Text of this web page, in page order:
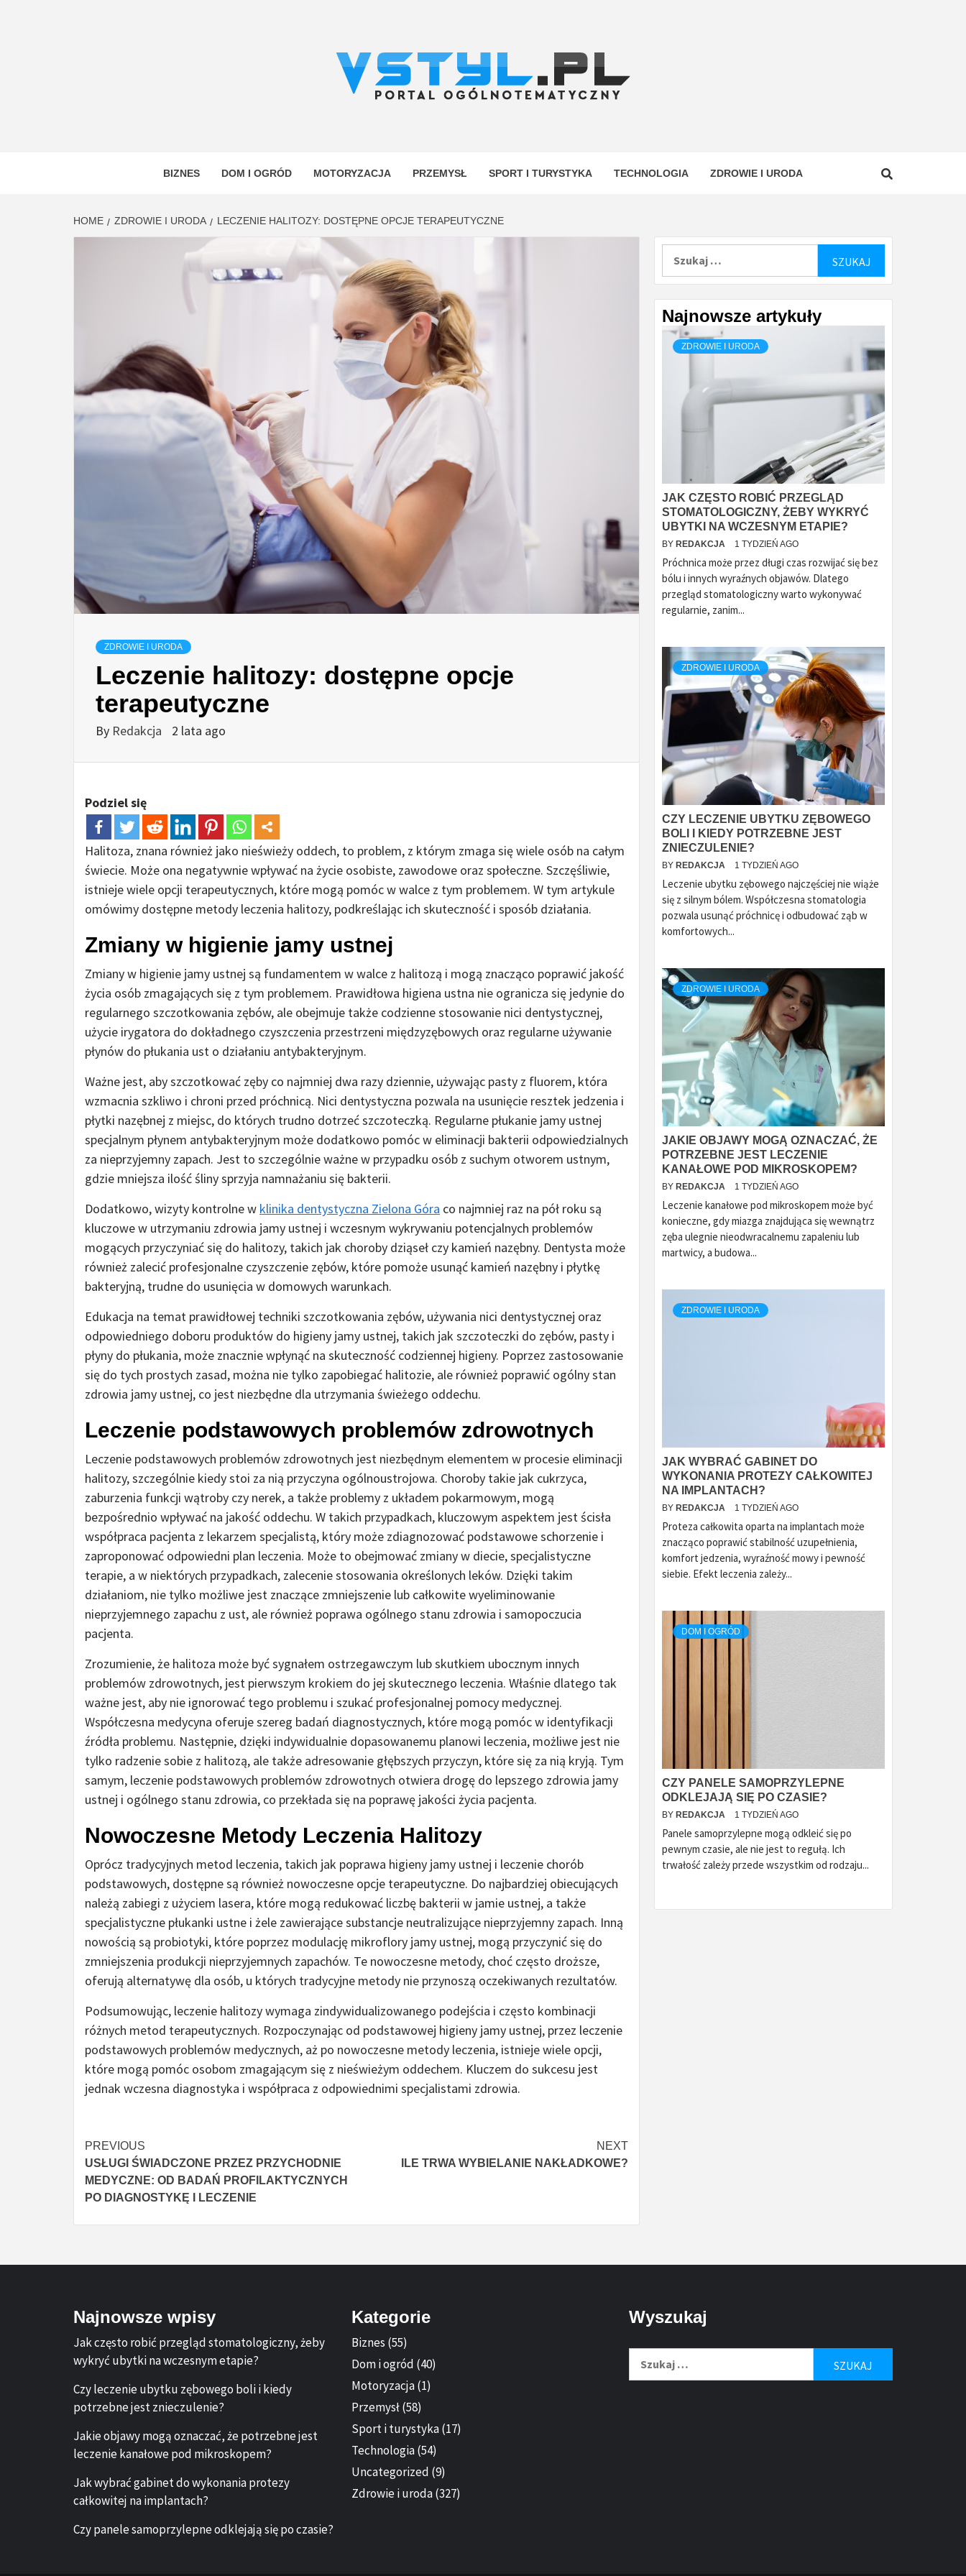
VSTYL.PL
BIZNES DOM I OGRÓD MOTORYZACJA PRZEMYSŁ SPORT I TURYSTYKA TECHNOLOGIA ZDROWIE I URODA
HOME ZDROWIE I URODA LECZENIE HALITOZY: DOSTĘPNE OPCJE TERAPEUTYCZNE
ZDROWIE I URODA
Leczenie halitozy: dostępne opcje
terapeutyczne
By Redakcja 2 lata ago
Podziel się
Halitoza, znana również jako nieświeży oddech, to problem, z którym zmaga się wiele osób na całym
świecie. Może ona negatywnie wpływać na życie osobiste, zawodowe oraz społeczne. Szczęśliwie,
istnieje wiele opcji terapeutycznych, które mogą pomóc w walce z tym problemem. W tym artykule
omówimy dostępne metody leczenia halitozy, podkreślając ich skuteczność i sposób działania.
Zmiany w higienie jamy ustnej
Zmiany w higienie jamy ustnej są fundamentem w walce z halitozą i mogą znacząco poprawić jakość
życia osób zmagających się z tym problemem. Prawidłowa higiena ustna nie ogranicza się jedynie do
regularnego szczotkowania zębów, ale obejmuje także codzienne stosowanie nici dentystycznej,
użycie irygatora do dokładnego czyszczenia przestrzeni międzyzębowych oraz regularne używanie
płynów do płukania ust o działaniu antybakteryjnym.
Ważne jest, aby szczotkować zęby co najmniej dwa razy dziennie, używając pasty z fluorem, która
wzmacnia szkliwo i chroni przed próchnicą. Nici dentystyczna pozwala na usunięcie resztek jedzenia i
płytki nazębnej z miejsc, do których trudno dotrzeć szczoteczką. Regularne płukanie jamy ustnej
specjalnym płynem antybakteryjnym może dodatkowo pomóc w eliminacji bakterii odpowiedzialnych
za nieprzyjemny zapach. Jest to szczególnie ważne w przypadku osób z suchym otworem ustnym,
gdzie mniejsza ilość śliny sprzyja namnażaniu się bakterii.
Dodatkowo, wizyty kontrolne w klinika dentystyczna Zielona Góra co najmniej raz na pół roku są
kluczowe w utrzymaniu zdrowia jamy ustnej i wczesnym wykrywaniu potencjalnych problemów
mogących przyczyniać się do halitozy, takich jak choroby dziąseł czy kamień nazębny. Dentysta może
również zalecić profesjonalne czyszczenie zębów, które pomoże usunąć kamień nazębny i płytkę
bakteryjną, trudne do usunięcia w domowych warunkach.
Edukacja na temat prawidłowej techniki szczotkowania zębów, używania nici dentystycznej oraz
odpowiedniego doboru produktów do higieny jamy ustnej, takich jak szczoteczki do zębów, pasty i
płyny do płukania, może znacznie wpłynąć na skuteczność codziennej higieny. Poprzez zastosowanie
się do tych prostych zasad, można nie tylko zapobiegać halitozie, ale również poprawić ogólny stan
zdrowia jamy ustnej, co jest niezbędne dla utrzymania świeżego oddechu.
Leczenie podstawowych problemów zdrowotnych
Leczenie podstawowych problemów zdrowotnych jest niezbędnym elementem w procesie eliminacji
halitozy, szczególnie kiedy stoi za nią przyczyna ogólnoustrojowa. Choroby takie jak cukrzyca,
zaburzenia funkcji wątroby czy nerek, a także problemy z układem pokarmowym, mogą
bezpośrednio wpływać na jakość oddechu. W takich przypadkach, kluczowym aspektem jest ścisła
współpraca pacjenta z lekarzem specjalistą, który może zdiagnozować podstawowe schorzenie i
zaproponować odpowiedni plan leczenia. Może to obejmować zmiany w diecie, specjalistyczne
terapie, a w niektórych przypadkach, zalecenie stosowania określonych leków. Dzięki takim
działaniom, nie tylko możliwe jest znaczące zmniejszenie lub całkowite wyeliminowanie
nieprzyjemnego zapachu z ust, ale również poprawa ogólnego stanu zdrowia i samopoczucia
pacjenta.
Zrozumienie, że halitoza może być sygnałem ostrzegawczym lub skutkiem ubocznym innych
problemów zdrowotnych, jest pierwszym krokiem do jej skutecznego leczenia. Właśnie dlatego tak
ważne jest, aby nie ignorować tego problemu i szukać profesjonalnej pomocy medycznej.
Współczesna medycyna oferuje szereg badań diagnostycznych, które mogą pomóc w identyfikacji
źródła problemu. Następnie, dzięki indywidualnie dopasowanemu planowi leczenia, możliwe jest nie
tylko radzenie sobie z halitozą, ale także adresowanie głębszych przyczyn, które się za nią kryją. Tym
samym, leczenie podstawowych problemów zdrowotnych otwiera drogę do lepszego zdrowia jamy
ustnej i ogólnego stanu zdrowia, co przekłada się na poprawę jakości życia pacjenta.
Nowoczesne Metody Leczenia Halitozy
Oprócz tradycyjnych metod leczenia, takich jak poprawa higieny jamy ustnej i leczenie chorób
podstawowych, dostępne są również nowoczesne opcje terapeutyczne. Do najbardziej obiecujących
należą zabiegi z użyciem lasera, które mogą redukować liczbę bakterii w jamie ustnej, a także
specjalistyczne płukanki ustne i żele zawierające substancje neutralizujące nieprzyjemny zapach. Inną
nowością są probiotyki, które poprzez modulację mikroflory jamy ustnej, mogą przyczynić się do
zmniejszenia produkcji nieprzyjemnych zapachów. Te nowoczesne metody, choć często droższe,
oferują alternatywę dla osób, u których tradycyjne metody nie przynoszą oczekiwanych rezultatów.
Podsumowując, leczenie halitozy wymaga zindywidualizowanego podejścia i często kombinacji
różnych metod terapeutycznych. Rozpoczynając od podstawowej higieny jamy ustnej, przez leczenie
podstawowych problemów medycznych, aż po nowoczesne metody leczenia, istnieje wiele opcji,
które mogą pomóc osobom zmagającym się z nieświeżym oddechem. Kluczem do sukcesu jest
jednak wczesna diagnostyka i współpraca z odpowiednimi specjalistami zdrowia.
Continue
Reading
PREVIOUS
USŁUGI ŚWIADCZONE PRZEZ PRZYCHODNIE
MEDYCZNE: OD BADAŃ PROFILAKTYCZNYCH
PO DIAGNOSTYKĘ I LECZENIE
NEXT
ILE TRWA WYBIELANIE NAKŁADKOWE?
Najnowsze artykuły
ZDROWIE I URODA
JAK CZĘSTO ROBIĆ PRZEGLĄD
STOMATOLOGICZNY, ŻEBY WYKRYĆ
UBYTKI NA WCZESNYM ETAPIE?
BY REDAKCJA 1 TYDZIEŃ AGO
Próchnica może przez długi czas rozwijać się bez
bólu i innych wyraźnych objawów. Dlatego
przegląd stomatologiczny warto wykonywać
regularnie, zanim...
ZDROWIE I URODA
CZY LECZENIE UBYTKU ZĘBOWEGO
BOLI I KIEDY POTRZEBNE JEST
ZNIECZULENIE?
BY REDAKCJA 1 TYDZIEŃ AGO
Leczenie ubytku zębowego najczęściej nie wiąże
się z silnym bólem. Współczesna stomatologia
pozwala usunąć próchnicę i odbudować ząb w
komfortowych...
ZDROWIE I URODA
JAKIE OBJAWY MOGĄ OZNACZAĆ, ŻE
POTRZEBNE JEST LECZENIE
KANAŁOWE POD MIKROSKOPEM?
BY REDAKCJA 1 TYDZIEŃ AGO
Leczenie kanałowe pod mikroskopem może być
konieczne, gdy miazga znajdująca się wewnątrz
zęba ulegnie nieodwracalnemu zapaleniu lub
martwicy, a budowa...
ZDROWIE I URODA
JAK WYBRAĆ GABINET DO
WYKONANIA PROTEZY CAŁKOWITEJ
NA IMPLANTACH?
BY REDAKCJA 1 TYDZIEŃ AGO
Proteza całkowita oparta na implantach może
znacząco poprawić stabilność uzupełnienia,
komfort jedzenia, wyraźność mowy i pewność
siebie. Efekt leczenia zależy...
DOM I OGRÓD
CZY PANELE SAMOPRZYLEPNE
ODKLEJAJĄ SIĘ PO CZASIE?
BY REDAKCJA 1 TYDZIEŃ AGO
Panele samoprzylepne mogą odkleić się po
pewnym czasie, ale nie jest to regułą. Ich
trwałość zależy przede wszystkim od rodzaju...
Najnowsze wpisy
Jak często robić przegląd stomatologiczny, żeby
wykryć ubytki na wczesnym etapie?
Czy leczenie ubytku zębowego boli i kiedy
potrzebne jest znieczulenie?
Jakie objawy mogą oznaczać, że potrzebne jest
leczenie kanałowe pod mikroskopem?
Jak wybrać gabinet do wykonania protezy
całkowitej na implantach?
Czy panele samoprzylepne odklejają się po czasie?
Kategorie
Biznes (55)
Dom i ogród (40)
Motoryzacja(1)
Przemysł(58)
Sport i turystyka(17)
Technologia(54)
Uncategorized (9)
Zdrowie i uroda(327)
Wyszukaj